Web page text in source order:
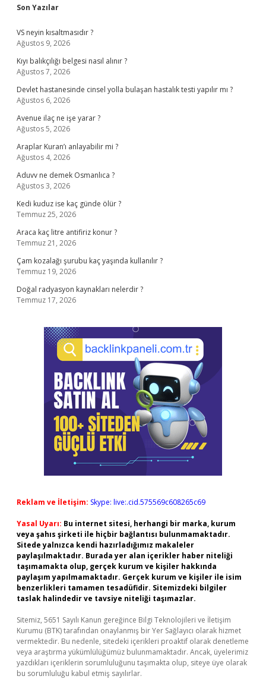
Sidebar
Son Yazılar
VS neyin kısaltmasıdır ?
Ağustos 9, 2026
Kıyı balıkçılığı belgesi nasıl alınır ?
Ağustos 7, 2026
Devlet hastanesinde cinsel yolla bulaşan hastalık testi yapılır mı ?
Ağustos 6, 2026
Avenue ilaç ne işe yarar ?
Ağustos 5, 2026
Araplar Kuran’ı anlayabilir mi ?
Ağustos 4, 2026
Aduvv ne demek Osmanlıca ?
Ağustos 3, 2026
Kedi kuduz ise kaç günde ölür ?
Temmuz 25, 2026
Araca kaç litre antifiriz konur ?
Temmuz 21, 2026
Çam kozalağı şurubu kaç yaşında kullanılır ?
Temmuz 19, 2026
Doğal radyasyon kaynakları nelerdir ?
Temmuz 17, 2026
Reklam ve İletişim: Skype: live:.cid.575569c608265c69
Yasal Uyarı: Bu internet sitesi, herhangi bir marka, kurum
veya şahıs şirketi ile hiçbir bağlantısı bulunmamaktadır.
Sitede yalnızca kendi hazırladığımız makaleler
paylaşılmaktadır. Burada yer alan içerikler haber niteliği
taşımamakta olup, gerçek kurum ve kişiler hakkında
paylaşım yapılmamaktadır. Gerçek kurum ve kişiler ile isim
benzerlikleri tamamen tesadüfidir. Sitemizdeki bilgiler
taslak halindedir ve tavsiye niteliği taşımazlar.
Sitemiz, 5651 Sayılı Kanun gereğince Bilgi Teknolojileri ve İletişim
Kurumu (BTK) tarafından onaylanmış bir Yer Sağlayıcı olarak hizmet
vermektedir. Bu nedenle, sitedeki içerikleri proaktif olarak denetleme
veya araştırma yükümlülüğümüz bulunmamaktadır. Ancak, üyelerimiz
yazdıkları içeriklerin sorumluluğunu taşımakta olup, siteye üye olarak
bu sorumluluğu kabul etmiş sayılırlar.